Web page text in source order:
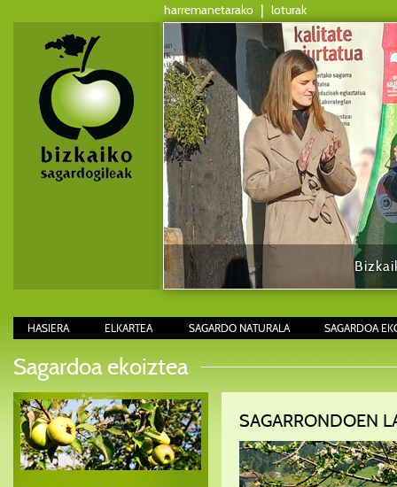
harremanetarako | loturak
HASIERA ELKARTEA SAGARDO NATURALA SAGARDOA
Sagardoa ekoiztea
SAGARRONDOEN